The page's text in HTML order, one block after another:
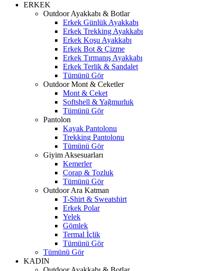
ERKEK
Outdoor Ayakkabı & Botlar
Erkek Günlük Ayakkabı
Erkek Trekking Ayakkabı
Erkek Koşu Ayakkabı
Erkek Bot & Çizme
Erkek Tırmanış Ayakkabı
Erkek Terlik & Sandalet
Tümünü Gör
Outdoor Mont & Ceketler
Mont & Ceket
Softshell & Yağmurluk
Tümünü Gör
Pantolon
Kayak Pantolonu
Trekking Pantolonu
Tümünü Gör
Giyim Aksesuarları
Kemerler
Çorap & Tozluk
Tümünü Gör
Outdoor Ara Katman
T-Shirt & Sweatshirt
Erkek Polar
Yelek
Gömlek
Termal İçlik
Tümünü Gör
Tümünü Gör
KADIN